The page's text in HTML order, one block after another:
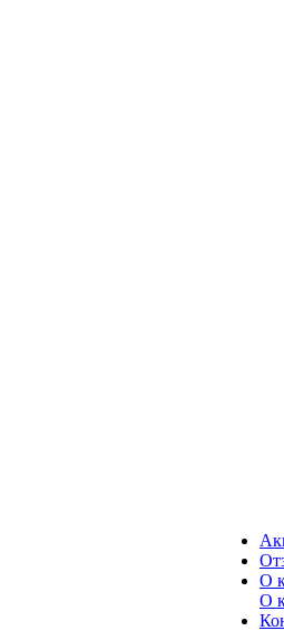
О
О